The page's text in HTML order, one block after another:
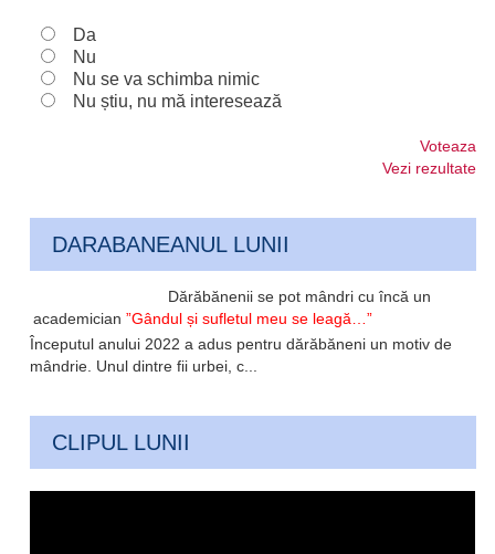
Da
Nu
Nu se va schimba nimic
Nu știu, nu mă interesează
Voteaza
Vezi rezultate
DARABANEANUL LUNII
Dărăbănenii se pot mândri cu încă un
academician”Gândul și sufletul meu se leagă…”
Începutul anului 2022 a adus pentru dărăbăneni un motiv de
mândrie. Unul dintre fii urbei, c...
CLIPUL LUNII